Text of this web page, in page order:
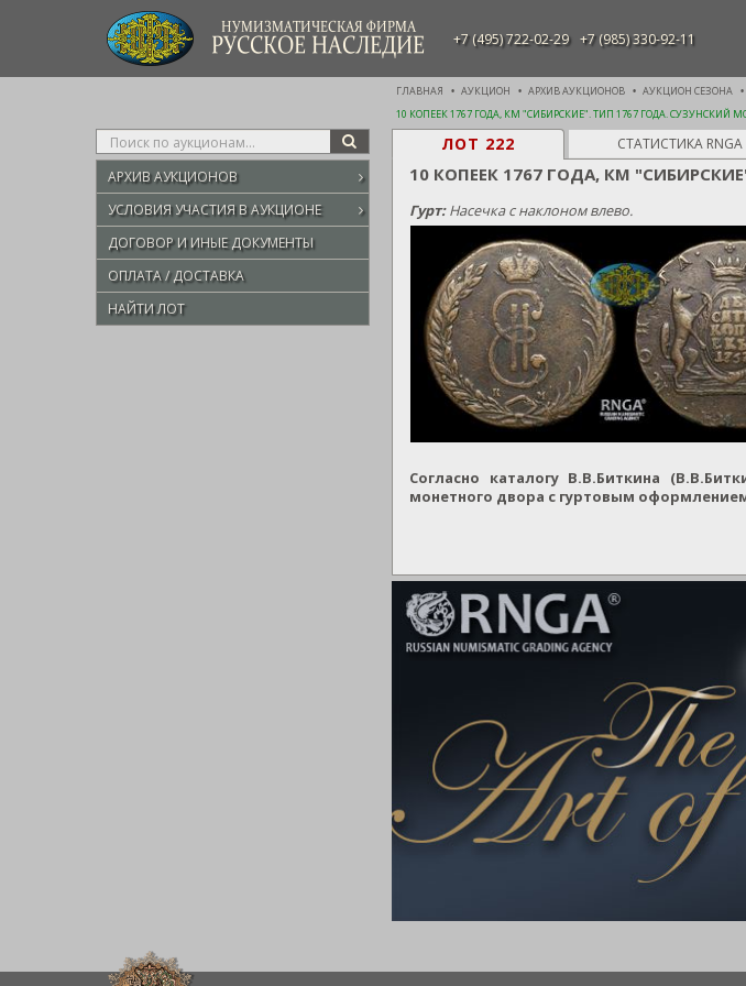
НУМИЗМАТИЧЕСКАЯ ФИРМА
РУССКОЕ НАСЛЕДИЕ +7 (495) 722-02-29 +7 (985) 330-92-11
ГЛАВНАЯ АУКЦИОН АРХИВ АУКЦИОНОВ АУКЦИОН СЕЗОНА
10 КОПЕЕК 1767 ГОДА, КМ "СИБИРСКИЕ". ТИП 1767 ГОДА. СУЗУНСКИЙ
Type
your
search
here
SEARCH
АРХИВ АУКЦИОНОВ
УСЛОВИЯ УЧАСТИЯ В АУКЦИОНЕ
ДОГОВОР И ИНЫЕ ДОКУМЕНТЫ
ОПЛАТА / ДОСТАВКА
НАЙТИ ЛОТ
ЛОТ 222 СТАТИСТИКА RNGA
10 КОПЕЕК 1767 ГОДА, КМ
Гурт:Насечка с наклоном влево.
Согласно каталогу В.В.Биткина
монетного двора с гуртовым